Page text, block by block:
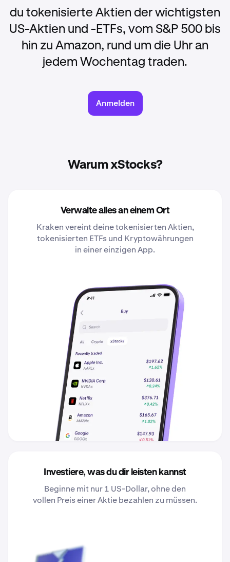
du tokenisierte Aktien der wichtigsten
US-Aktien und -ETFs, vom S&P 500 bis
hin zu Amazon, rund um die Uhr an
jedem Wochentag traden.
Anmelden
Warum xStocks?
Verwalte alles an einem Ort
Kraken vereint deine tokenisierten Aktien,
tokenisierten ETFs und Kryptowährungen
in einer einzigen App.
Investiere, was du dir leisten kannst
Beginne mit nur 1 US-Dollar, ohne den
vollen Preis einer Aktie bezahlen zu müssen.